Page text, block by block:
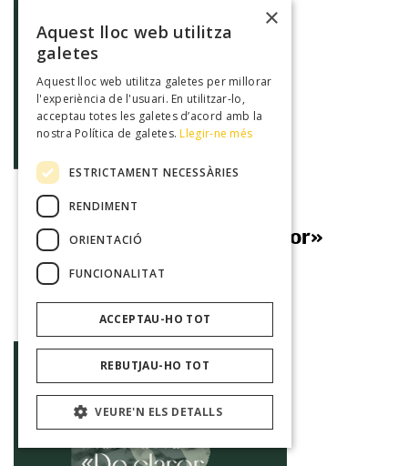
Blai Bonet «De claror i de cor»
10/09/2026
×
Aquest lloc web utilitza
galetes
Aquest lloc web utilitza galetes per millorar
l'experiència de l'usuari. En utilitzar-lo,
acceptau totes les galetes d’acord amb la
nostra Política de galetes.Llegir-ne més
ESTRICTAMENT NECESSÀRIES
RENDIMENT
ORIENTACIÓ
FUNCIONALITAT
ACCEPTAU-HO TOT
REBUTJAU-HO TOT
VEURE'N ELS DETALLS